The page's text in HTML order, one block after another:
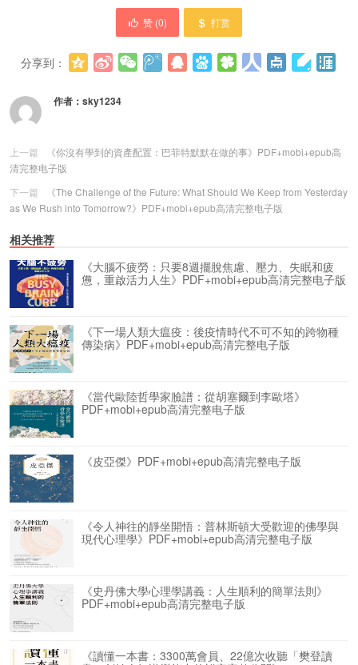
赞 (0) 打赏
分享到：
作者： sky1234
上一篇
《你沒有學到的資產配置：巴菲特默默在做的事》PDF+mobi+epub高
清完整电子版
下一篇
《The Challenge of the Future: What Should We Keep from Yesterday
as We Rush into Tomorrow?》PDF+mobi+epub高清完整电子版
相关推荐
《大腦不疲勞：只要8週擺脫焦慮、壓力、失眠和疲
憊，重啟活力人生》PDF+mobi+epub高清完整电子版
《下一場人類大瘟疫：後疫情時代不可不知的跨物種
傳染病》PDF+mobi+epub高清完整电子版
《當代歐陸哲學家臉譜：從胡塞爾到李歐塔》
PDF+mobi+epub高清完整电子版
《皮亞傑》PDF+mobi+epub高清完整电子版
《令人神往的靜坐開悟：普林斯頓大受歡迎的佛學與
現代心理學》PDF+mobi+epub高清完整电子版
《史丹佛大學心理學講義：人生順利的簡單法則》
PDF+mobi+epub高清完整电子版
《讀懂一本書：3300萬會員、22億次收聽「樊登讀